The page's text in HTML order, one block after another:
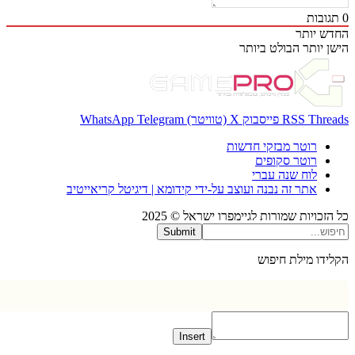
יותר
יותר הבולט ביותר
RSS פייסבוק X (טוויטר) WhatsApp Telegram
רוטר מבזקי חדשות
רוטר סקופים
לוח שנה עברי
אתר זה נבנה ועוצב על-ידי קידומא | דיגיטל קריאייטיב
שמורות לגיימפרו ישראל © 2025
Submit
מילת חיפוש
Insert